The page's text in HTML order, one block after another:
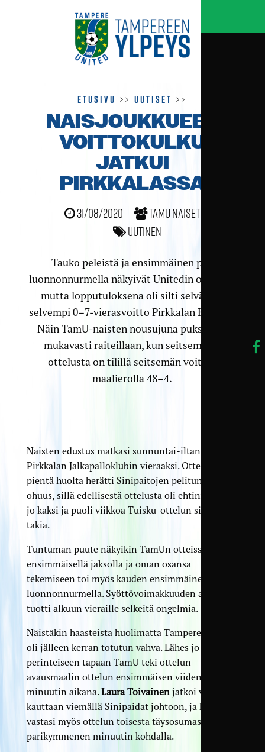
Etusivu >>Uutiset >>
NAISJOUKKUEEN
VOITTO­KULKU
JATKUI
PIRKKALASSA
31/08/2020
TamU naiset
Uutinen
Tauko peleistä ja ensimmäinen peli
luonnonnurmella näkyivät Unitedin otteissa,
mutta lopputuloksena oli silti selvääkin
selvempi 0–7-vierasvoitto Pirkkalan Killosta.
Näin TamU-naisten nousujuna puksuttaa
mukavasti raiteillaan, kun seitsemästä
ottelusta on tilillä seitsemän voittoa
maalierolla 48–4.
Naisten edustus matkasi sunnuntai-iltana
Pirkkalan Jalkapalloklubin vieraaksi. Ottelun alla
pientä huolta herätti Sinipaitojen pelituntuman
ohuus, sillä edellisestä ottelusta oli ehtinyt kulua
jo kaksi ja puoli viikkoa Tuisku-ottelun siirron
takia.
Tuntuman puute näkyikin TamUn otteissa
ensimmäisellä jaksolla ja oman osansa
tekemiseen toi myös kauden ensimmäinen peli
luonnonnurmella. Syöttövoimakkuuden arviointi
tuotti alkuun vieraille selkeitä ongelmia.
Näistäkin haasteista huolimatta Tampere United
oli jälleen kerran totutun vahva. Lähes jo
perinteiseen tapaan TamU teki ottelun
avausmaalin ottelun ensimmäisen viiden
minuutin aikana.Laura Toivainenjatkoi vahvaa
kauttaan viemällä Sinipaidat johtoon, ja hän
vastasi myös ottelun toisesta täysosumasta
parikymmenen minuutin kohdalla.